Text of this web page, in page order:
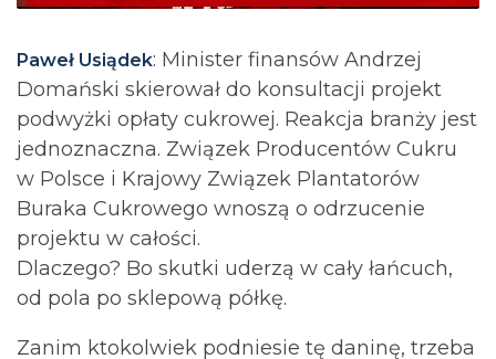
Paweł Usiądek: Minister finansów Andrzej
Domański skierował do konsultacji projekt
podwyżki opłaty cukrowej. Reakcja branży jest
jednoznaczna. Związek Producentów Cukru
w Polsce i Krajowy Związek Plantatorów
Buraka Cukrowego wnoszą o odrzucenie
projektu w całości.
Dlaczego? Bo skutki uderzą w cały łańcuch,
od pola po sklepową półkę.
Zanim ktokolwiek podniesie tę daninę, trzeba